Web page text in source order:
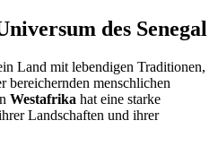
des Senegal
Land mit lebendigen Traditionen,
bereichernden menschlichen
Westafrika hat eine starke
Landschaften und ihrer